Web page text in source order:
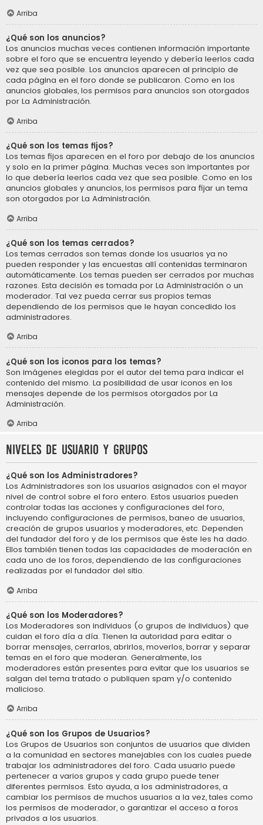
Arriba
¿Qué son los anuncios?
Los anuncios muchas veces contienen información importante
sobre el foro que se encuentra leyendo y debería leerlos cada
vez que sea posible. Los anuncios aparecen al principio de
cada página en el foro donde se publicaron. Como en los
anuncios globales, los permisos para anuncios son otorgados
por La Administración.
Arriba
¿Qué son los temas fijos?
Los temas fijos aparecen en el foro por debajo de los anuncios
y solo en la primer página. Muchas veces son importantes por
lo que debería leerlos cada vez que sea posible. Como en los
anuncios globales y anuncios, los permisos para fijar un tema
son otorgados por La Administración.
Arriba
¿Qué son los temas cerrados?
Los temas cerrados son temas donde los usuarios ya no
pueden responder y las encuestas allí contenidas terminaron
automáticamente. Los temas pueden ser cerrados por muchas
razones. Esta decisión es tomada por La Administración o un
moderador. Tal vez pueda cerrar sus propios temas
dependiendo de los permisos que le hayan concedido los
administradores.
Arriba
¿Qué son los iconos para los temas?
Son imágenes elegidas por el autor del tema para indicar el
contenido del mismo. La posibilidad de usar iconos en los
mensajes depende de los permisos otorgados por La
Administración.
Arriba
Niveles de usuario y grupos
¿Qué son los Administradores?
Los Administradores son los usuarios asignados con el mayor
nivel de control sobre el foro entero. Estos usuarios pueden
controlar todas las acciones y configuraciones del foro,
incluyendo configuraciones de permisos, baneo de usuarios,
creación de grupos usuarios y moderadores, etc. Dependen
del fundador del foro y de los permisos que éste les ha dado.
Ellos también tienen todas las capacidades de moderación en
cada uno de los foros, dependiendo de las configuraciones
realizadas por el fundador del sitio.
Arriba
¿Qué son los Moderadores?
Los Moderadores son individuos (o grupos de individuos) que
cuidan el foro día a día. Tienen la autoridad para editar o
borrar mensajes, cerrarlos, abrirlos, moverlos, borrar y separar
temas en el foro que moderan. Generalmente, los
moderadores están presentes para evitar que los usuarios se
salgan del tema tratado o publiquen spam y/o contenido
malicioso.
Arriba
¿Qué son los Grupos de Usuarios?
Los Grupos de Usuarios son conjuntos de usuarios que dividen
a la comunidad en sectores manejables con los cuales puede
trabajar los administradores del foro. Cada usuario puede
pertenecer a varios grupos y cada grupo puede tener
diferentes permisos. Esto ayuda, a los administradores, a
cambiar los permisos de muchos usuarios a la vez, tales como
los permisos de moderador, o garantizar el acceso a foros
privados a los usuarios.